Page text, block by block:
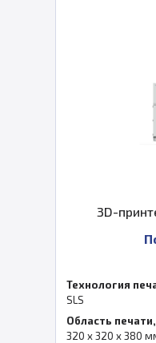
3D-
Технология
SLS
Область
320 x 320 x 380